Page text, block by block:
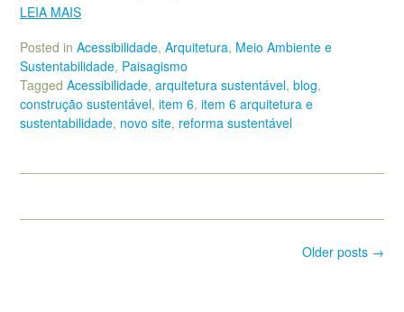
LEIA MAIS
Posted in Acessibilidade, Arquitetura, Meio Ambiente e
Sustentabilidade, Paisagismo
Tagged Acessibilidade, arquitetura sustentável, blog,
construção sustentável, item 6, item 6 arquitetura e
sustentabilidade, novo site, reforma sustentável
Older posts →